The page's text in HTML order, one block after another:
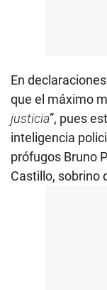
En
que el máximo
justicia”, pues
inteligencia
prófugos Bruno
Castillo, sobrino